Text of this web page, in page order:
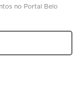
no Portal Belo